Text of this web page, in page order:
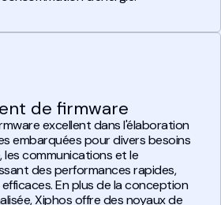
de firmware
excellent dans l'élaboration
embarquées pour divers besoins
communications et le
des performances rapides,
En plus de la conception
Xiphos offre des noyaux de